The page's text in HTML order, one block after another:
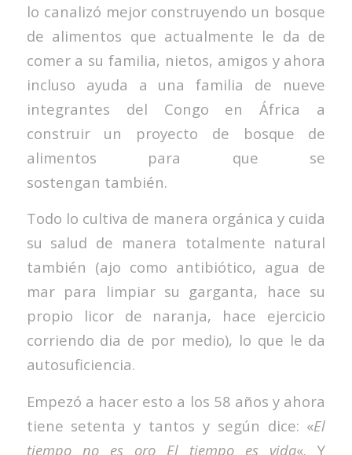
lo canalizó mejor construyendo un bosque
de alimentos que actualmente le da de
comer a su familia, nietos, amigos y ahora
incluso ayuda a una familia de nueve
integrantes del Congo en África a
construir un proyecto de bosque de
alimentos para que se
sostengan también.
Todo lo cultiva de manera orgánica y cuida
su salud de manera totalmente natural
también (ajo como antibiótico, agua de
mar para limpiar su garganta, hace su
propio licor de naranja, hace ejercicio
corriendo dia de por medio), lo que le da
autosuficiencia.
Empezó a hacer esto a los 58 años y ahora
tiene setenta y tantos y según dice: «El
tiempo no es oro El tiempo es vida«. Y